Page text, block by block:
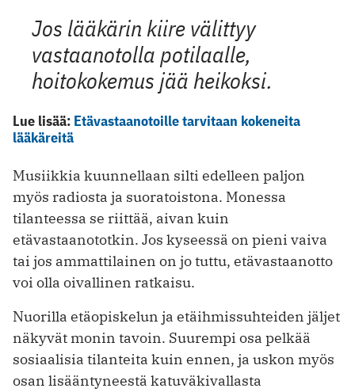
Jos lääkärin kiire välittyy
vastaanotolla potilaalle,
hoitokokemus jää heikoksi.
Lue lisää: Etävastaanotoille tarvitaan kokeneita
lääkäreitä
Musiikkia kuunnellaan silti edelleen paljon
myös radiosta ja suoratoistona. Monessa
tilanteessa se riittää, aivan kuin
etävastaanototkin. Jos kyseessä on pieni vaiva
tai jos ammattilainen on jo tuttu, etävastaanotto
voi olla oivallinen ratkaisu.
Nuorilla etäopiskelun ja etäihmissuhteiden jäljet
näkyvät monin tavoin. Suurempi osa pelkää
sosiaalisia tilanteita kuin ennen, ja uskon myös
osan lisääntyneestä katuväkivallasta